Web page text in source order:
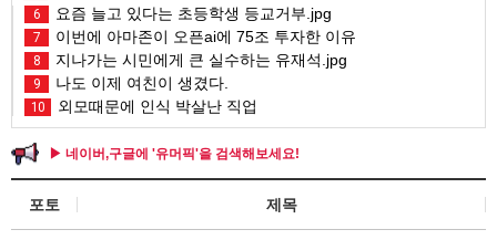
6 요즘 늘고 있다는 초등학생 등교거부.jpg
7 이번에 아마존이 오픈ai에 75조 투자한 이유
8 지나가는 시민에게 큰 실수하는 유재석.jpg
9 나도 이제 여친이 생겼다.
10 외모때문에 인식 박살난 직업
▶ 네이버,구글에 '유머픽'을 검색해보세요!
포토 제목